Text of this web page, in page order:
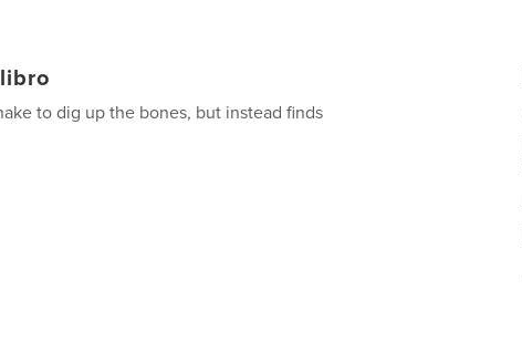
to dig up the bones, but instead finds